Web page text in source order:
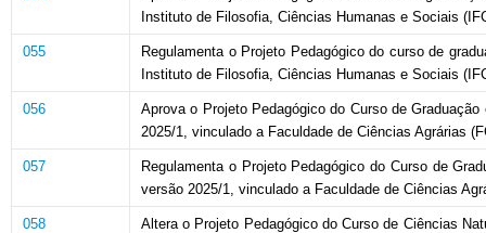
Instituto de Filosofia, Ciências Humanas e Sociais
055
Regulamenta o Projeto Pedagógico do curso de
Instituto de Filosofia, Ciências Humanas e Sociais
056
Aprova o Projeto Pedagógico do Curso de
2025/1, vinculado a Faculdade de Ciências Agrárias
057
Regulamenta o Projeto Pedagógico do Curso de
versão 2025/1, vinculado a Faculdade de Ciências
058
Altera o Projeto Pedagógico do Curso de Ciências